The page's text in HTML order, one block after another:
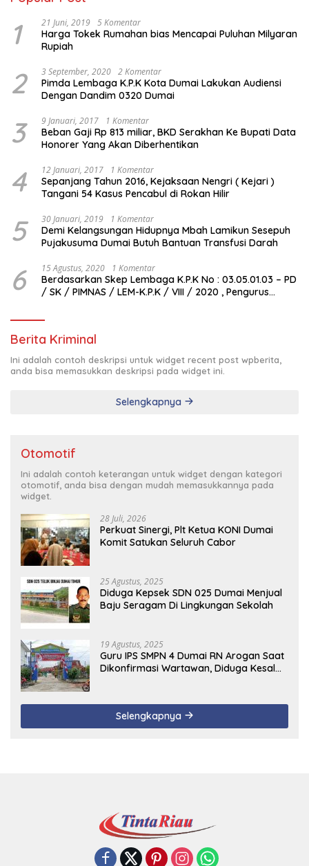
1 21 Juni, 2019 5 Komentar
Harga Tokek Rumahan bias Mencapai Puluhan Milyaran
Rupiah
2 3 September, 2020 2 Komentar
Pimda Lembaga K.P.K Kota Dumai Lakukan Audiensi
Dengan Dandim 0320 Dumai
3 9 Januari, 2017 1 Komentar
Beban Gaji Rp 813 miliar, BKD Serakhan Ke Bupati Data
Honorer Yang Akan Diberhentikan
4 12 Januari, 2017 1 Komentar
Sepanjang Tahun 2016, Kejaksaan Nengri ( Kejari )
Tangani 54 Kasus Pencabul di Rokan Hilir
5 30 Januari, 2019 1 Komentar
Demi Kelangsungan Hidupnya Mbah Lamikun Sesepuh
Pujakusuma Dumai Butuh Bantuan Transfusi Darah
6 15 Agustus, 2020 1 Komentar
Berdasarkan Skep Lembaga K.P.K No : 03.05.01.03 – PD
/ SK / PIMNAS / LEM-K.P.K / VIII / 2020 , Pengurus
Berita Kriminal
Ini adalah contoh deskripsi untuk widget recent post wpberita,
anda bisa memasukkan deskripsi pada widget ini.
Selengkapnya
Otomotif
Ini adalah contoh keterangan untuk widget dengan kategori
otomotif, anda bisa dengan mudah memasukkannya pada
widget.
28 Juli, 2026
Perkuat Sinergi, Plt Ketua KONI Dumai
Komit Satukan Seluruh Cabor
25 Agustus, 2025
Diduga Kepsek SDN 025 Dumai Menjual
Baju Seragam Di Lingkungan Sekolah
19 Agustus, 2025
Guru IPS SMPN 4 Dumai RN Arogan Saat
Dikonfirmasi Wartawan, Diduga Kesal
Selengkapnya